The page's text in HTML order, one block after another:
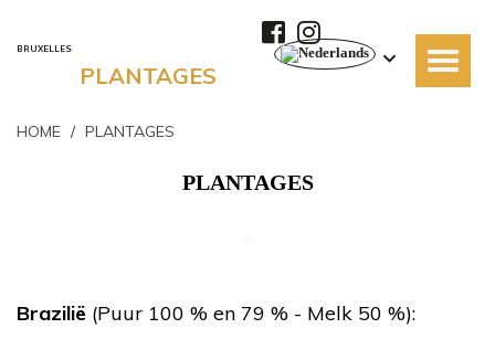
BRUXELLES
PLANTAGES
HOME / PLANTAGES
PLANTAGES
Brazilië (Puur 100 % en 79 % - Melk 50 %):